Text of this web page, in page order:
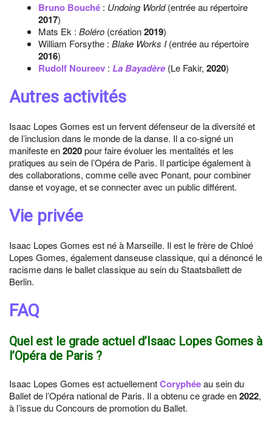
Bruno Bouché : Undoing World(entrée au répertoire
2017)
Mats Ek : Boléro (création2019)
William Forsythe : Blake Works I(entrée au répertoire
2016)
Rudolf Noureev : La Bayadère(Le Fakir, 2020)
Autres activités
Isaac Lopes Gomes est un fervent défenseur de la diversité et
de l’inclusion dans le monde de la danse. Il a co-signé un
manifeste en2020pour faire évoluer les mentalités et les
pratiques au sein de l’Opéra de Paris. Il participe également à
des collaborations, comme celle avec Ponant, pour combiner
danse et voyage, et se connecter avec un public différent.
Vie privée
Isaac Lopes Gomes est né à Marseille. Il est le frère de Chloé
Lopes Gomes, également danseuse classique, qui a dénoncé le
racisme dans le ballet classique au sein du Staatsballett de
Berlin.
FAQ
Quel est le grade actuel d’Isaac Lopes Gomes à
l’Opéra de Paris ?
Isaac Lopes Gomes est actuellementCoryphéeau sein du
Ballet de l’Opéra national de Paris. Il a obtenu ce grade en2022,
à l’issue du Concours de promotion du Ballet.